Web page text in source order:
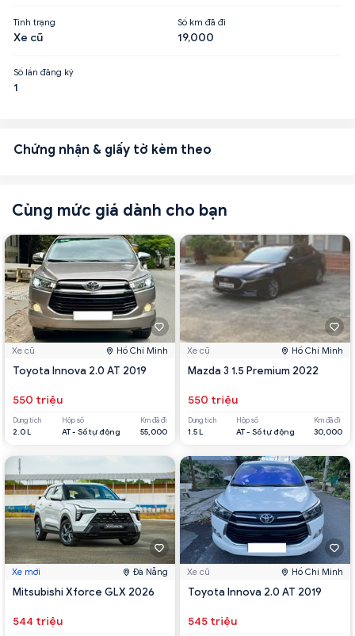
Tình trạng
Xe cũ
Số km đã đi
19,000
Số lần đăng ký
1
Chứng nhận & giấy tờ kèm theo
Cùng mức giá dành cho bạn
Xe cũ Hồ Chí Minh
Toyota Innova 2.0 AT 2019
550 triệu
Dung tích
2.0 L
Hộp số
AT - Số tự động
Km đã đi
55,000
Xe mới Đà Nẵng
Mitsubishi Xforce GLX 2026
544 triệu
Xe cũ Hồ Chí Minh
Mazda 3 1.5 Premium 2022
550 triệu
Dung tích
1.5 L
Hộp số
AT - Số tự động
Km đã đi
30,000
Xe cũ Hồ Chí Minh
Toyota Innova 2.0 AT 2019
545 triệu